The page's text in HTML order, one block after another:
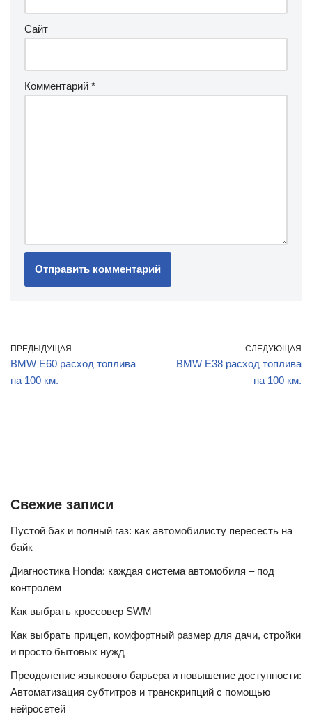
Сайт
Комментарий *
ПРЕДЫДУЩАЯ
BMW E60 расход топлива
на 100 км.
СЛЕДУЮЩАЯ
BMW E38 расход топлива
на 100 км.
Свежие записи
Пустой бак и полный газ: как автомобилисту пересесть на
байк
Диагностика Honda: каждая система автомобиля – под
контролем
Как выбрать кроссовер SWM
Как выбрать прицеп, комфортный размер для дачи, стройки
и просто бытовых нужд
Преодоление языкового барьера и повышение доступности:
Автоматизация субтитров и транскрипций с помощью
нейросетей